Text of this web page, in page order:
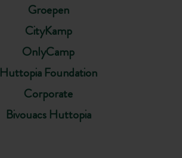
Groepen
CityKamp
OnlyCamp
Huttopia Foundation
Corporate
Bivouacs Huttopia